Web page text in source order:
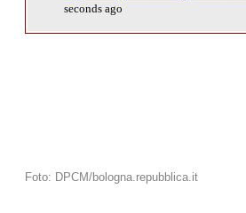
seconds ago
Foto: DPCM/bologna.repubblica.it